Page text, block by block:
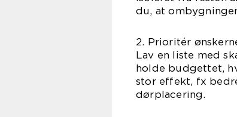
du, at
2. Prioritér
Lav en liste med
holde budgettet,
stor effekt, fx
dørplacering.